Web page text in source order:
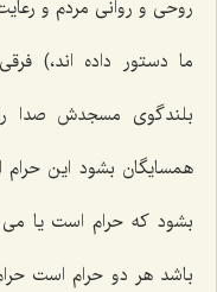
روحی و روانی مردم و
ما دستور داده اند،)
بلندگوی مسجدش صدا
همسایگان بشود این
بشود که حرام است یا
باشد هر دو حرام است